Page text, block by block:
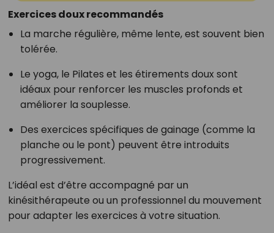
Exercices doux recommandés
La marche régulière, même lente, est souvent bien
tolérée.
Le yoga, le Pilates et les étirements doux sont
idéaux pour renforcer les muscles profonds et
améliorer la souplesse.
Des exercices spécifiques de gainage (comme la
planche ou le pont) peuvent être introduits
progressivement.
L’idéal est d’être accompagné par un
kinésithérapeute ou un professionnel du mouvement
pour adapter les exercices à votre situation.